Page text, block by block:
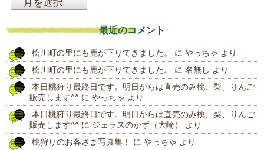
投
稿
最近のコメント
松川町の里にも鹿が下りてきました。 に やっちゃ より
松川町の里にも鹿が下りてきました。
に 名無し より
本日桃狩り最終日です。明日からは直売のみ桃、梨、りんご
販売します^^ に やっちゃ より
本日桃狩り最終日です。明日からは直売のみ桃、梨、りんご
販売します^^ に ジェラスのかず（大崎）
より
桃狩りのお客さま写真集！
に やっちゃ より